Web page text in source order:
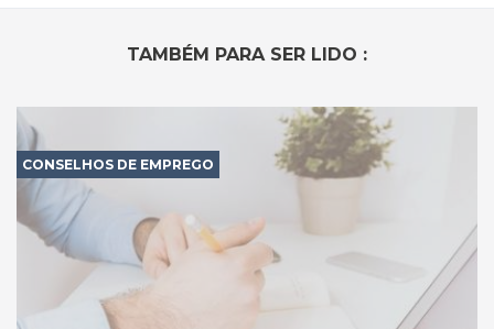
TAMBÉM PARA SER LIDO :
CONSELHOS DE EMPREGO